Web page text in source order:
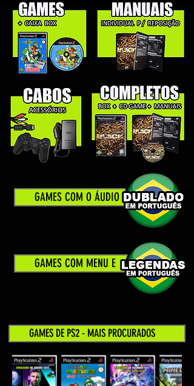
GAMES COM O ÁUDIO
GAMES COM MENU E
GAMES DE PS2 - MAIS PROCURADOS